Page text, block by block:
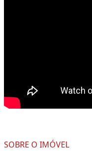
SOBRE O IMÓVEL